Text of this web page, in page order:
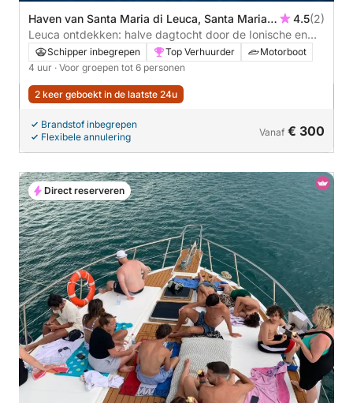
Haven van Santa Maria di Leuca, Santa Maria
di Leuca, Lecce, Italië
4.5(2)
Leuca ontdekken: halve dagtocht door de Ionische en
Adriatische Zee aan boord van de Meraviglia
Schipper inbegrepen Top Verhuurder
Motorboot
4 uur · Voor groepen tot 6 personen
2 keer geboekt in de laatste 24u
Brandstof inbegrepen
Flexibele annulering
Vanaf € 300
Direct reserveren